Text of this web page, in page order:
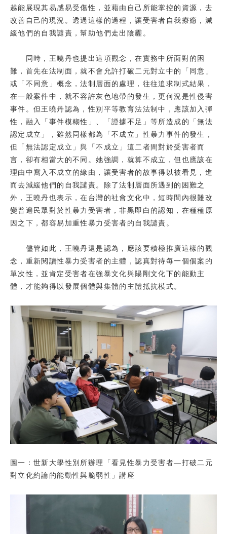
越能展現其易感易受傷性，並藉由自己所能掌控的資源，去
改善自己的現況。透過這樣的過程，讓受害者自我療癒，減
緩他們的自我譴責，幫助他們走出陰霾。
同時，王曉丹也提出這項觀念，在實務中所面對的困
難，首先在法制面，就不會允許打破二元對立中的「同意」
或「不同意」概念，法制層面的處理，往往追求制式結果，
在一般案件中，就不容許灰色地帶的發生，更何況是性侵害
事件。但王曉丹認為，性別平等教育法法制中，應該加入彈
性，融入「事件模糊性」、「證據不足」等所造成的「無法
認定成立」，雖然同樣都為「不成立」性暴力事件的發生，
但「無法認定成立」與「不成立」這二者間對於受害者而
言，卻有相當大的不同。她強調，就算不成立，但也應該在
理由中寫入不成立的緣由，讓受害者的故事得以被看見，進
而去減緩他們的自我譴責。除了法制層面所遇到的困難之
外，王曉丹也表示，在台灣的社會文化中，短時間內很難改
變普遍民眾對於性暴力受害者，非黑即白的認知，在種種原
因之下，都容易加重性暴力受害者的自我譴責。
儘管如此，王曉丹還是認為，應該要積極推廣這樣的觀
念，重新閱讀性暴力受害者的主體，認真對待每一個個案的
單次性，並肯定受害者在強暴文化與陽剛文化下的能動主
體，才能夠得以發展個體與集體的主體抵抗模式。
圖一：世新大學性別所辦理「看見性暴力受害者—打破二元
對立化約論的能動性與脆弱性」講座